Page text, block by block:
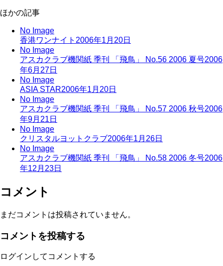
ほかの記事
No Image
香港ワンナイト 2006年1月20日
No Image
アスカクラブ機関紙 季刊 「飛鳥」 No.56 2006 夏号2006
年6月27日
No Image
ASIA STAR2006年1月20日
No Image
アスカクラブ機関紙 季刊 「飛鳥」 No.57 2006 秋号2006
年9月21日
No Image
クリスタルヨットクラブ2006年1月26日
No Image
アスカクラブ機関紙 季刊 「飛鳥」 No.58 2006 冬号2006
年12月23日
コメント
まだコメントは投稿されていません。
コメントを投稿する
ログインしてコメントする